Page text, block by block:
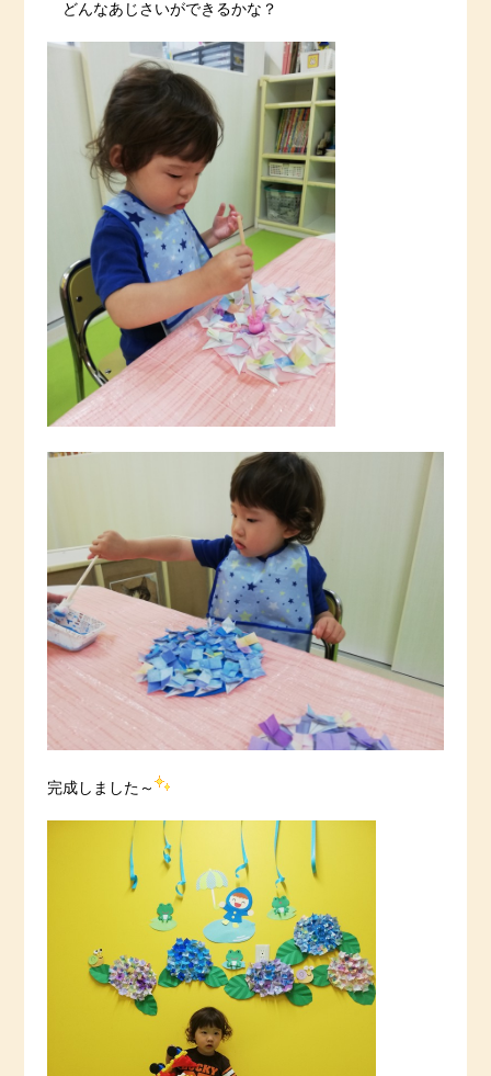
どんなあじさいができるかな？
完成しました～